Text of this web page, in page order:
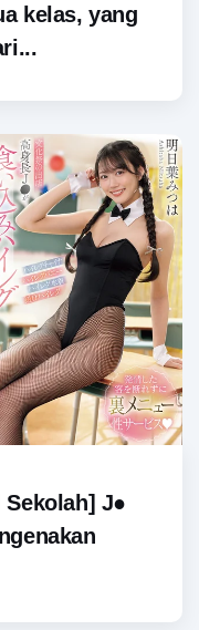
kelas, yang
Sekolah] J●